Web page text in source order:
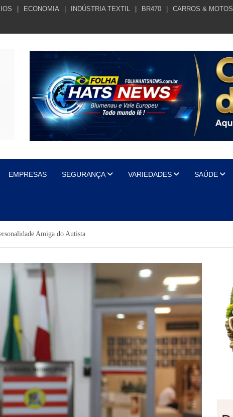
ECONOMIA INDÚSTRIA TEXTIL BR470 CARROS & MOTOS
EMPRESAS SEGURANÇA VARIEDADES SAÚDE
Amiga do Autista